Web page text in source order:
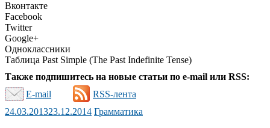
Вконтакте
Facebook
Twitter
Google+
Одноклассники
Таблица Past Simple (The Past Indefinite Tense)
Также подпишитесь на новые статьи по e-mail или RSS:
E-mail
RSS-лента
24.03.201323.12.2014 Грамматика